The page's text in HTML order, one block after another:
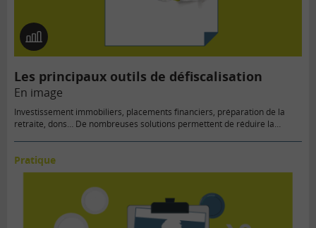
En
image
Les principaux outils de défiscalisation
En image
Investissement immobiliers, placements financiers, préparation de la
retraite, dons… De nombreuses solutions permettent de réduire la
Pratique